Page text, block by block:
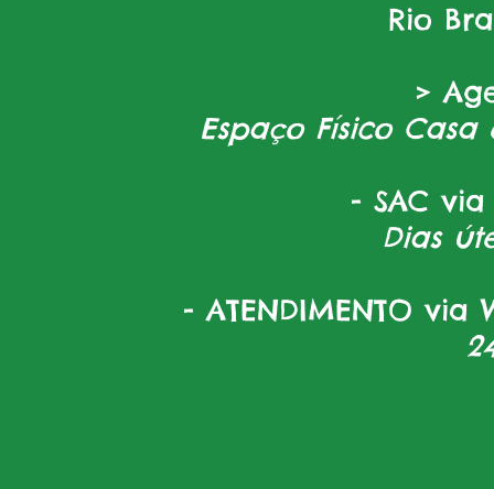
Rio
>
Espaço Físico Casa
- SAC via
Dias
- ATENDIMENTO via